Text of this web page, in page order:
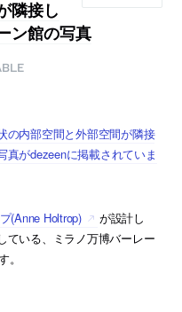
隣接し
ン館の写真
の内部空間と外部空間が隣接
真がdezeenに掲載されていま
(Anne Holtrop)
が設計し
ている、ミラノ万博バーレー